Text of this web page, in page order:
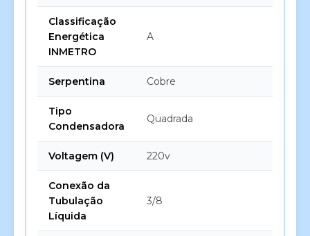
Classificação
Energética
INMETRO
A
Serpentina Cobre
Tipo
Condensadora
Quadrada
Voltagem (V) 220v
Conexão da
Tubulação
Líquida
3/8